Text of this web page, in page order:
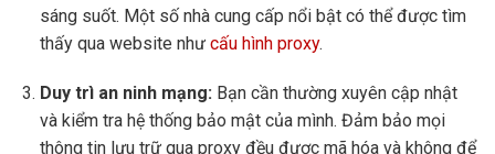
sáng suốt. Một số nhà cung cấp nổi bật có thể được tìm
thấy qua website như cấu hình proxy.
Duy trì an ninh mạng: Bạn cần thường xuyên cập nhật
và kiểm tra hệ thống bảo mật của mình. Đảm bảo mọi
thông tin lưu trữ qua proxy đều được mã hóa và không để